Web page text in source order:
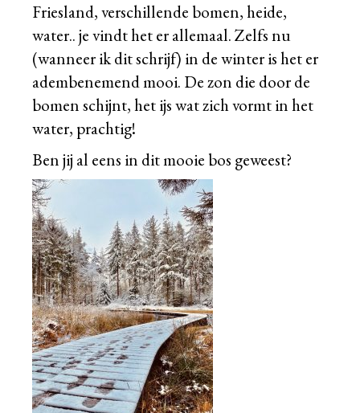
Friesland, verschillende bomen, heide,
water.. je vindt het er allemaal. Zelfs nu
(wanneer ik dit schrijf) in de winter is het er
adembenemend mooi. De zon die door de
bomen schijnt, het ijs wat zich vormt in het
water, prachtig!
Ben jij al eens in dit mooie bos geweest?